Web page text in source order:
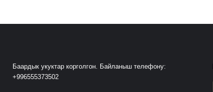
Баардык укуктар корголгон. Байланыш телефону:
+996555373502